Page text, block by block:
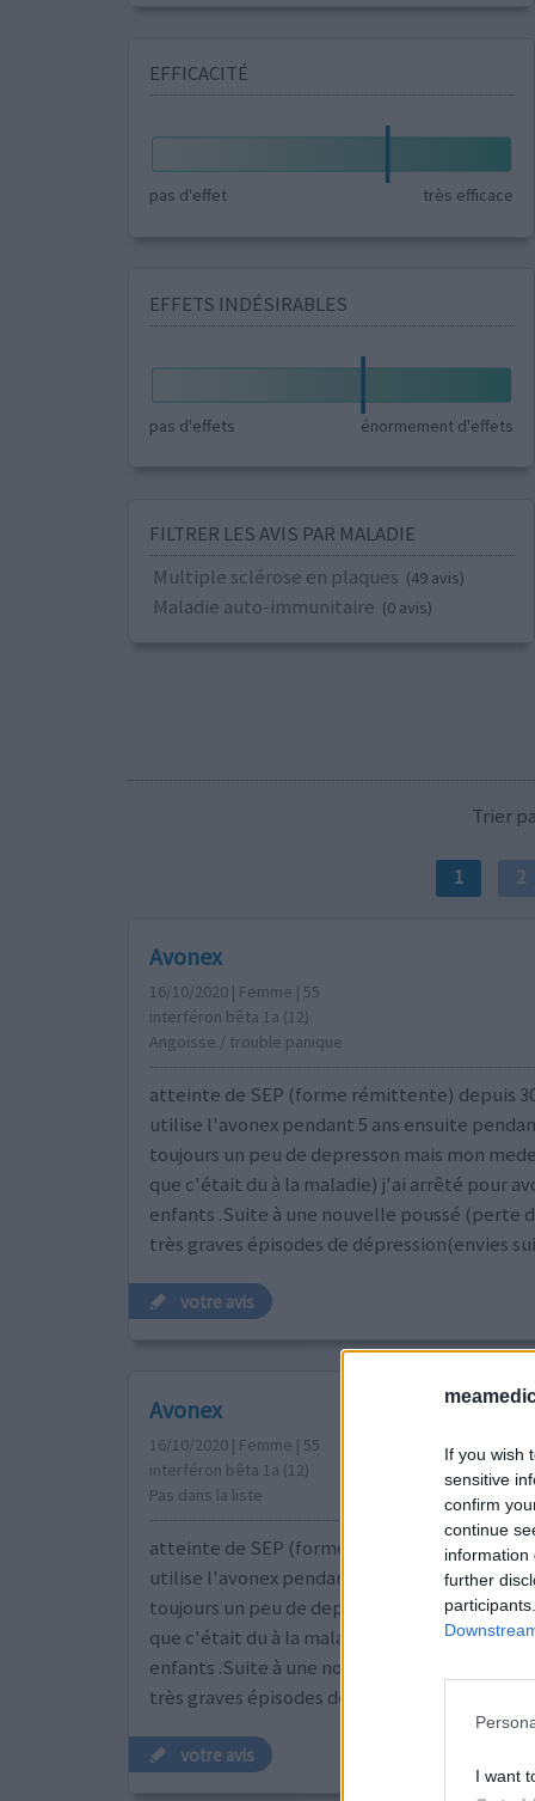
If you wish
sensitive
confirm
continue
information
further
I want
EFFICACITÉ
pas d'effet très efficace
EFFETS INDÉSIRABLES
pas d'effets énormement d'effets
FILTRER LES AVIS PAR MALADIE
Multiple sclérose en plaques (49 avis)
Maladie auto-immunitaire (0 avis)
Trier
1 2
Avonex
16/10/2020 | Femme | 55
interféron bêta 1a (12)
Angoisse / trouble panique
atteinte de SEP (forme rémittente) depuis
utilise l'avonex pendant 5 ans ensuite
toujours un peu de depresson mais mon
que c'était du à la maladie) j'ai arrêté pour
enfants .Suite à une nouvelle poussé (perte
très graves épisodes de dépression(envies
votre avis
Avonex
16/10/2020 | Femme | 55
interféron bêta 1a (12)
Pas dans la liste
atteinte de SEP (forme rémittente) depuis
utilise l'avonex pendant 5 ans ensuite
toujours un peu de depresson mais mon
que c'était du à la maladie) j'ai arrêté pour
enfants .Suite à une nouvelle poussé (perte
très graves épisodes de dépression(envies
votre avis